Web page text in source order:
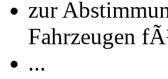
zur
Fahrzeugen
...